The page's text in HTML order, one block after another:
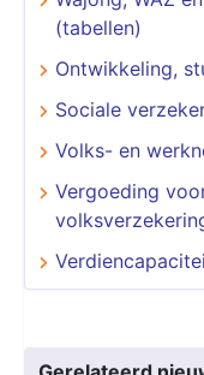
(tabellen)
Ontwikkeling,
Sociale
Volks- en
Vergoeding